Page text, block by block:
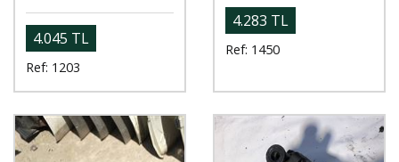
4.045 TL
Ref: 1203
4.283 TL
Ref: 1450